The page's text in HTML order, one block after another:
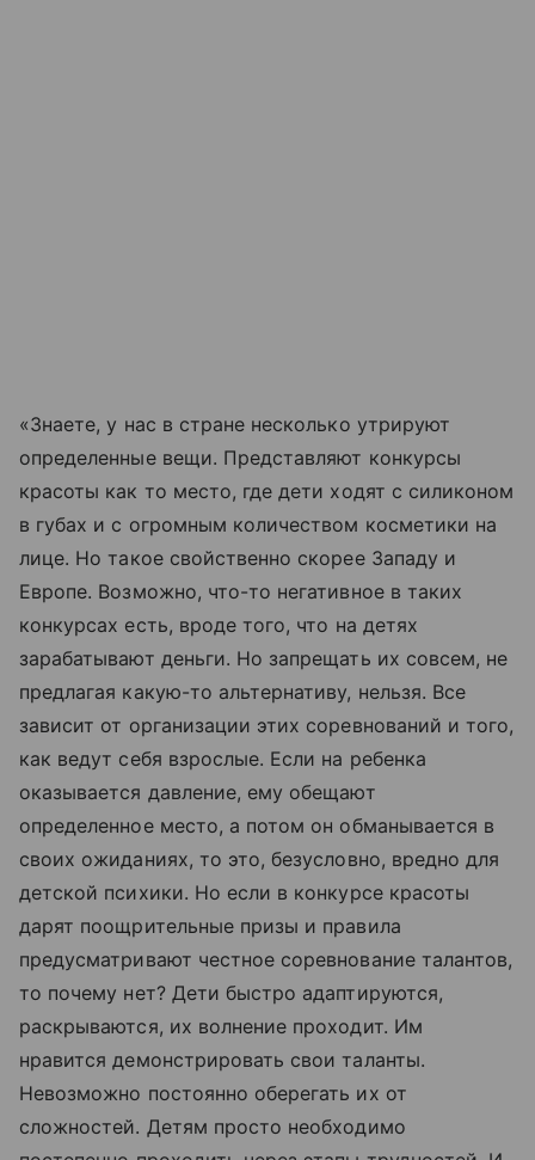
«Знаете, у нас в стране несколько утрируют
определенные вещи. Представляют конкурсы
красоты как то место, где дети ходят с силиконом
в губах и с огромным количеством косметики на
лице. Но такое свойственно скорее Западу и
Европе. Возможно, что-то негативное в таких
конкурсах есть, вроде того, что на детях
зарабатывают деньги. Но запрещать их совсем, не
предлагая какую-то альтернативу, нельзя. Все
зависит от организации этих соревнований и того,
как ведут себя взрослые. Если на ребенка
оказывается давление, ему обещают
определенное место, а потом он обманывается в
своих ожиданиях, то это, безусловно, вредно для
детской психики. Но если в конкурсе красоты
дарят поощрительные призы и правила
предусматривают честное соревнование талантов,
то почему нет? Дети быстро адаптируются,
раскрываются, их волнение проходит. Им
нравится демонстрировать свои таланты.
Невозможно постоянно оберегать их от
сложностей. Детям просто необходимо